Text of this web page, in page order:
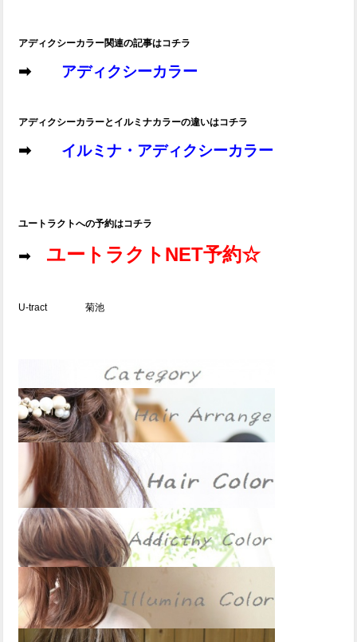
アディクシーカラー関連の記事はコチラ
➡ アディクシーカラー
アディクシーカラーとイルミナカラーの違いはコチラ
➡ イルミナ・アディクシーカラー
ユートラクトへの予約はコチラ
➡ ユートラクトNET予約☆
U-tract 菊池